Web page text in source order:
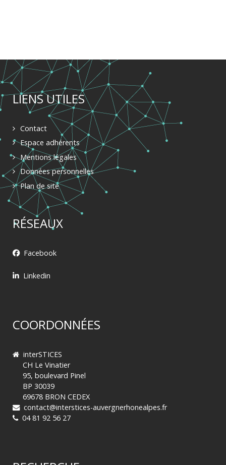
LIENS UTILES
Contact
Espace adhérents
Mentions légales
Données personnelles
Plan de site
RÉSEAUX
Facebook
Linkedin
COORDONNÉES
interSTICES
CH Le Vinatier
95, boulevard Pinel
BP 30039
69678 BRON CEDEX
contact@interstices-auvergnerhonealpes.fr
04 81 92 56 27